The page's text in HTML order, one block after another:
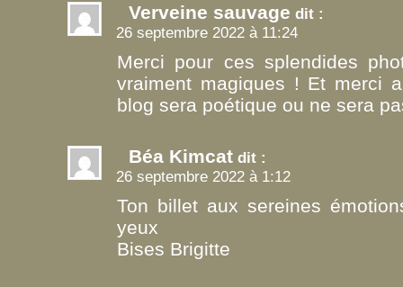
Verveine sauvage dit :
26 septembre 2022 à 11:24
Merci pour ces splendides
vraiment magiques ! Et merci
blog sera poétique ou ne sera
Béa Kimcat dit :
26 septembre 2022 à 1:12
Ton billet aux sereines
yeux
Bises Brigitte